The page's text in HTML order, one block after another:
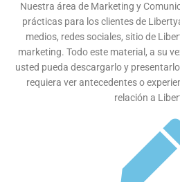
Nuestra área de Marketing y
prácticas para los clientes de
medios, redes sociales, sitio de
marketing. Todo este material, a su
usted pueda descargarlo y
requiera ver antecedentes o
relación a